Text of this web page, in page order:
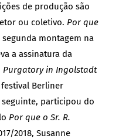
de produção são
ou coletivo. Por que
segunda montagem na
a assinatura da
Purgatory in Ingolstadt
Berliner
participou do
Por que o Sr. R.
2018, Susanne